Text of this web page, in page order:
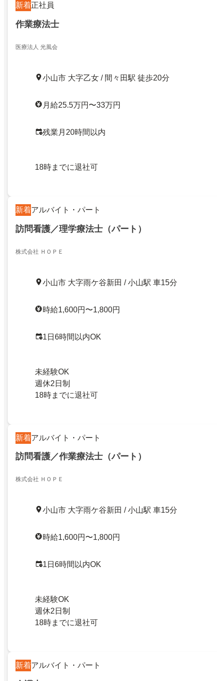
新着正社員
作業療法士
医療法人 光風会
小山市 大字乙女 / 間々田駅 徒歩20分
月給25.5万円〜33万円
残業月20時間以内
18時までに退社可
新着アルバイト・パート
訪問看護／理学療法士（パート）
株式会社 ＨＯＰＥ
小山市 大字雨ケ谷新田 / 小山駅 車15分
時給1,600円〜1,800円
1日6時間以内OK
未経験OK
週休2日制
18時までに退社可
新着アルバイト・パート
訪問看護／作業療法士（パート）
株式会社 ＨＯＰＥ
小山市 大字雨ケ谷新田 / 小山駅 車15分
時給1,600円〜1,800円
1日6時間以内OK
未経験OK
週休2日制
18時までに退社可
新着アルバイト・パート